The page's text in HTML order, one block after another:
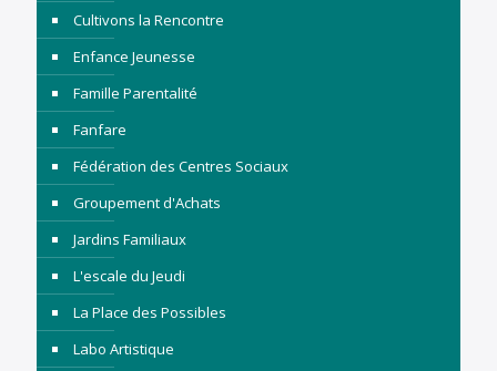
Cultivons la Rencontre
Enfance Jeunesse
Famille Parentalité
Fanfare
Fédération des Centres Sociaux
Groupement d'Achats
Jardins Familiaux
L'escale du Jeudi
La Place des Possibles
Labo Artistique